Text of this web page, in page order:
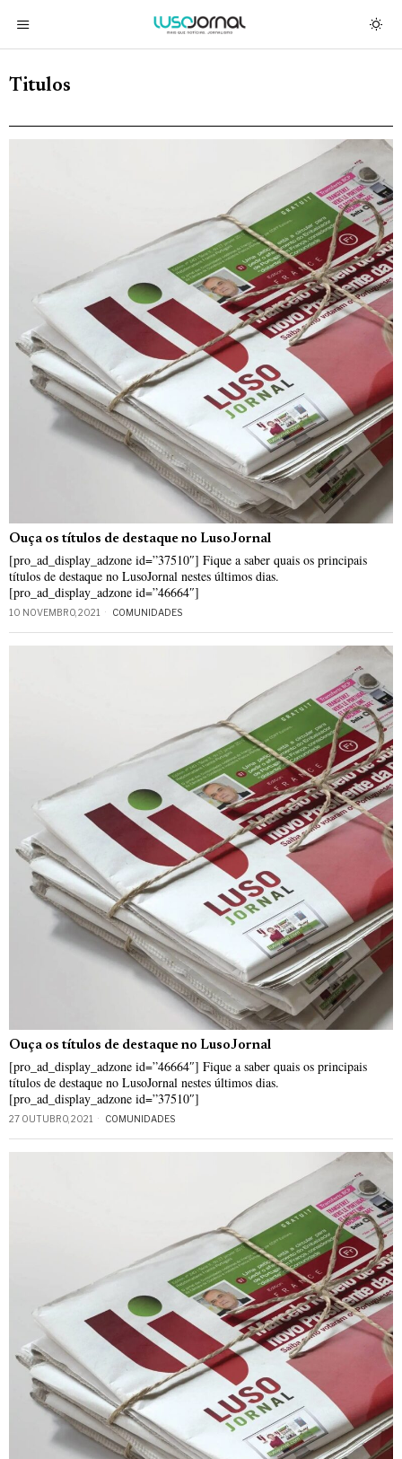
Titulos
Ouça os títulos de destaque no LusoJornal
[pro_ad_display_adzone id=”37510″] Fique a saber quais os principais
títulos de destaque no LusoJornal nestes últimos dias.
[pro_ad_display_adzone id=”46664″]
10 NOVEMBRO, 2021 COMUNIDADES
Ouça os títulos de destaque no LusoJornal
[pro_ad_display_adzone id=”46664″] Fique a saber quais os principais
títulos de destaque no LusoJornal nestes últimos dias.
[pro_ad_display_adzone id=”37510″]
27 OUTUBRO, 2021 COMUNIDADES